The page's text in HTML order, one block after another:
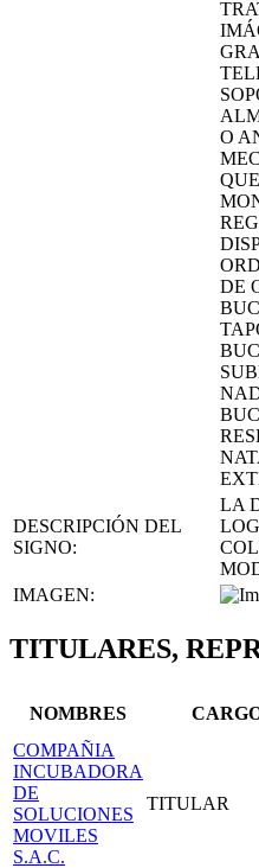
O
DE
DESCRIPCIÓN DEL
SIGNO:
LA
IMAGEN:
TITULARES,
NOMBRES
COMPAÑIA
INCUBADORA
DE
SOLUCIONES
MOVILES
S.A.C.
TITULAR